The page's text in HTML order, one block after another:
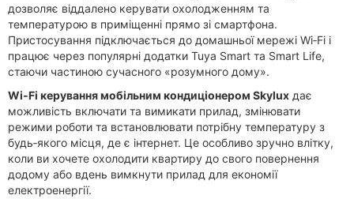
дозволяє віддалено керувати охолодженням та
температурою в приміщенні прямо зі смартфона.
Пристосування підключається до домашньої мережі Wi‑Fi і
працює через популярні додатки Tuya Smart та Smart Life,
стаючи частиною сучасного «розумного дому».
Wi‑Fi керування мобільним кондиціонером Skylux дає
можливість включати та вимикати прилад, змінювати
режими роботи та встановлювати потрібну температуру з
будь‑якого місця, де є інтернет. Це особливо зручно влітку,
коли ви хочете охолодити квартиру до свого повернення
додому або вдень вимкнути прилад для економії
електроенергії.